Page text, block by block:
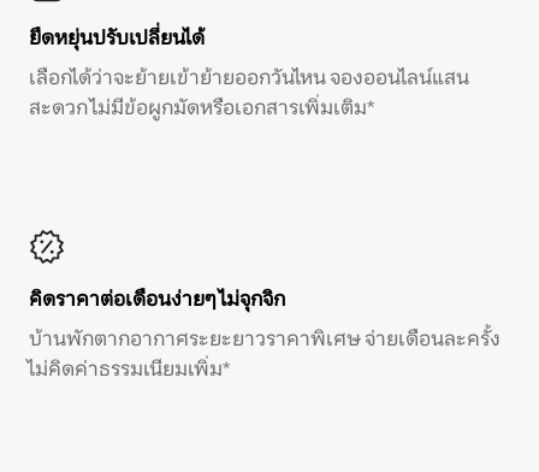
ยืดหยุ่นปรับเปลี่ยนได้
เลือกได้ว่าจะย้ายเข้าย้ายออกวันไหน จองออนไลน์แสน
สะดวก ไม่มีข้อผูกมัดหรือเอกสารเพิ่มเติม*
คิดราคาต่อเดือนง่ายๆ ไม่จุกจิก
บ้านพักตากอากาศระยะยาวราคาพิเศษ จ่ายเดือนละครั้ง
ไม่คิดค่าธรรมเนียมเพิ่ม*